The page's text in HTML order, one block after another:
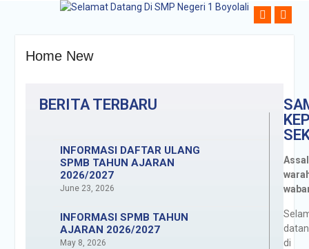
dengan Geogebra yang
DALAM RANGKA
MBG Hari Pertama di SMP
Antusiasme
Prestasi Membanggakan!
Dua Siswa SMP Negeri 1
Olimpiade Sains Nasional
(OSN) 2025
“Dari Keterbatasan Menuju
Home New
BERITA TERBARU
INFORMASI DAFTAR ULANG
SPMB TAHUN AJARAN
2026/2027
June 23, 2026
INFORMASI SPMB TAHUN
AJARAN 2026/2027
May 8, 2026
di